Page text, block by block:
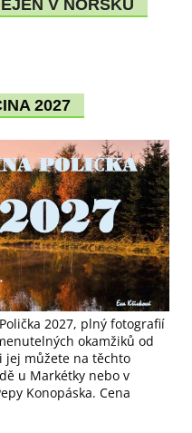
V NORSKU
2027
2027, plný fotografií
okamžiků od
jej můžete na těchto
u Markétky nebo v
Konopáska. Cena